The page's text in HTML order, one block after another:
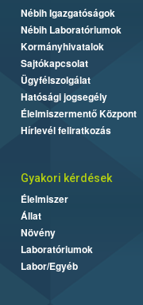
Nébih Igazgatóságok
Nébih Laboratóriumok
Kormányhivatalok
Sajtókapcsolat
Ügyfélszolgálat
Hatósági jogsegély
Élelmiszermentő Központ
Hírlevél feliratkozás
Gyakori kérdések
Élelmiszer
Állat
Növény
Laboratóriumok
Labor/Egyéb